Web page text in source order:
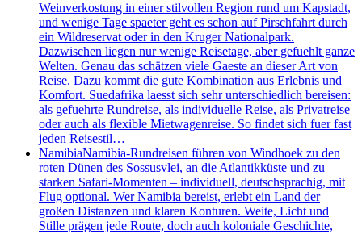
Weinverkostung in einer stilvollen Region rund um Kapstadt,
und wenige Tage spaeter geht es schon auf Pirschfahrt durch
ein Wildreservat oder in den Kruger Nationalpark.
Dazwischen liegen nur wenige Reisetage, aber gefuehlt ganze
Welten. Genau das schätzen viele Gaeste an dieser Art von
Reise. Dazu kommt die gute Kombination aus Erlebnis und
Komfort. Suedafrika laesst sich sehr unterschiedlich bereisen:
als gefuehrte Rundreise, als individuelle Reise, als Privatreise
oder auch als flexible Mietwagenreise. So findet sich fuer fast
jeden Reisestil…
NamibiaNamibia-Rundreisen führen von Windhoek zu den
roten Dünen des Sossusvlei, an die Atlantikküste und zu
starken Safari-Momenten – individuell, deutschsprachig, mit
Flug optional. Wer Namibia bereist, erlebt ein Land der
großen Distanzen und klaren Konturen. Weite, Licht und
Stille prägen jede Route, doch auch koloniale Geschichte,